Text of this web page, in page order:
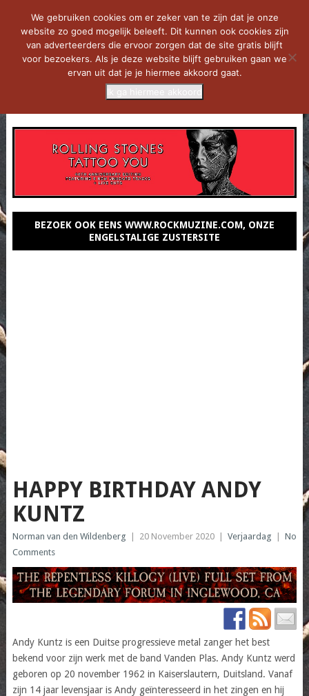
BEZOEK OOK EENS WWW.ROCKMUZINE.COM, ONZE
ENGELSTALIGE ZUSTERSITE
HAPPY BIRTHDAY ANDY
KUNTZ
Norman van den Wildenberg 20 November 2020 Verjaardag
No
Comments
Andy Kuntz is een Duitse progressieve metal zanger het best
bekend voor zijn werk met de band Vanden Plas. Andy Kuntz werd
geboren op 20 november 1962 in Kaiserslautern, Duitsland. Vanaf
zijn 14 jaar levensjaar is Andy geïnteresseerd in het zingen en hij
We gebruiken cookies om er zeker van te zijn dat je onze
website zo goed mogelijk beleeft. Dit kunnen ook cookies zijn
van adverteerders die ervoor zorgen dat de site gratis blijft
voor bezoekers. Als je deze website blijft gebruiken gaan we
ervan uit dat je je hiermee akkoord gaat.
Ik ga hiermee akkoord